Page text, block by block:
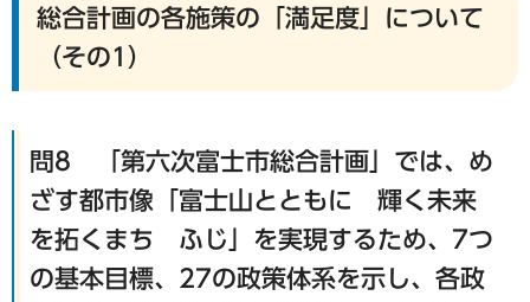
総合計画の各施策の「満足度」について
（その1）
問8 「第六次富士市総合計画」では、め
ざす都市像「富士山とともに 輝く未来
を拓くまち ふじ」を実現するため、7つ
の基本目標、27の政策体系を示し、各政